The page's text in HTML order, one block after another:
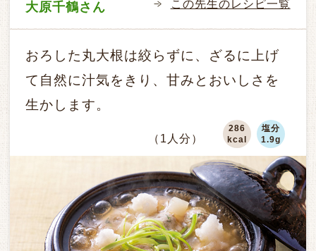
大原千鶴さん この先生のレシピ一覧
おろした丸大根は絞らずに、ざるに上げ
て自然に汁気をきり、甘みとおいしさを
生かします。
286
kcal
塩分
1.9g
（1人分）